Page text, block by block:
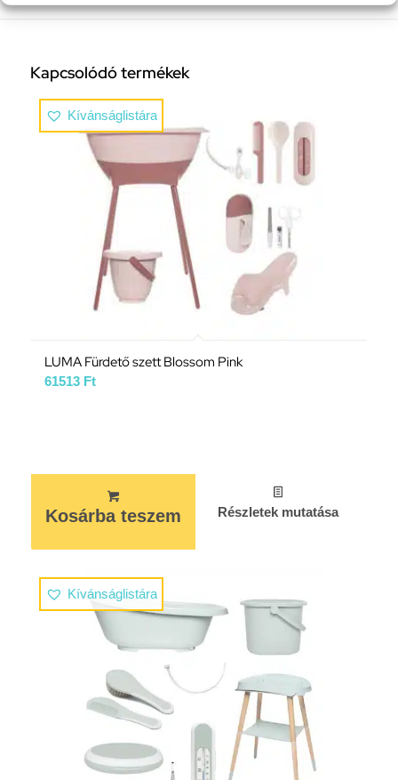
Kapcsolódó termékek
Kívánságlistára
LUMA Fürdető szett Blossom Pink
61513 Ft
Kosárba teszem Részletek mutatása
Kívánságlistára